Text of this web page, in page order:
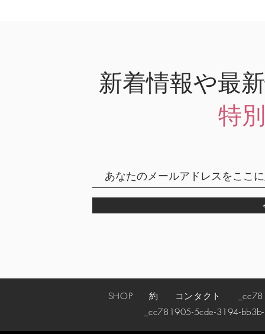
新着情報や最
特
SHOP 約 コンタクト
_cc781905-5cde-3194-